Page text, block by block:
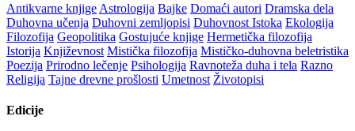
Antikvarne knjige Astrologija Bajke Domaći autori Dramska dela
Duhovna učenja Duhovni zemljopisi Duhovnost Istoka Ekologija
Filozofija Geopolitika Gostujuće knjige Hermetička filozofija
Istorija Književnost Mistička filozofija Mističko-duhovna beletristika
Poezija Prirodno lečenje Psihologija Ravnoteža duha i tela Razno
Religija Tajne drevne prošlosti Umetnost Životopisi
Edicije